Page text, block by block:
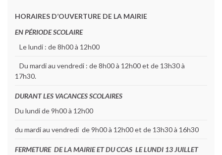
HORAIRES D’OUVERTURE DE LA MAIRIE
EN PÉRIODE SCOLAIRE
Le lundi : de 8h00 à 12h00
Du mardi au vendredi : de 8h00 à 12h00 et de 13h30 à
17h30.
DURANT LES VACANCES SCOLAIRES
Du lundi de 9h00 à 12h00
du mardi au vendredi de 9h00 à 12h00 et de 13h30 à 16h30
FERMETURE DE LA MAIRIE ET DU CCAS LE LUNDI 13 JUILLET